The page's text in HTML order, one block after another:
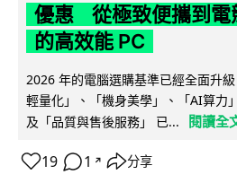
優惠 從極致便攜到電
的高效能 PC
2026 年的電腦選購基準已經全面升
輕量化」、「機身美學」、「AI算力
及「品質與售後服務」 已...
閱讀全
19 1 ↗ 分享